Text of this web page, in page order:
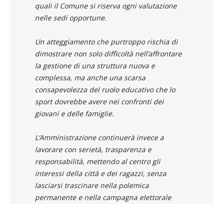
quali il Comune si riserva ogni valutazione
nelle sedi opportune.
Un atteggiamento che purtroppo rischia di
dimostrare non solo difficoltà nell’affrontare
la gestione di una struttura nuova e
complessa, ma anche una scarsa
consapevolezza del ruolo educativo che lo
sport dovrebbe avere nei confronti dei
giovani e delle famiglie.
L’Amministrazione continuerà invece a
lavorare con serietà, trasparenza e
responsabilità, mettendo al centro gli
interessi della città e dei ragazzi, senza
lasciarsi trascinare nella polemica
permanente e nella campagna elettorale